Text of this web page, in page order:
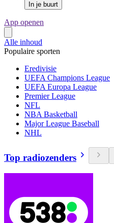
In je buurt
App openen
Alle inhoud
Populaire sporten
Eredivisie
UEFA Champions League
UEFA Europa League
Premier League
NFL
NBA Basketball
Major League Baseball
NHL
Top radiozenders